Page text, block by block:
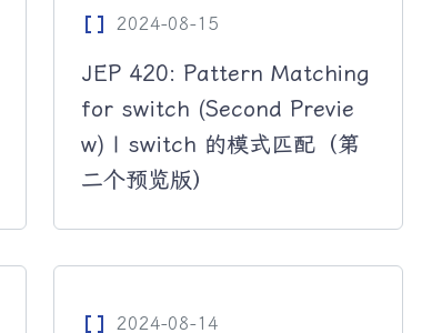
Data_Array 2024-08-15
JEP 420: Pattern Matching
for switch (Second Previe
w) | switch 的模式匹配（第
二个预览版）
Data_Array 2024-08-14